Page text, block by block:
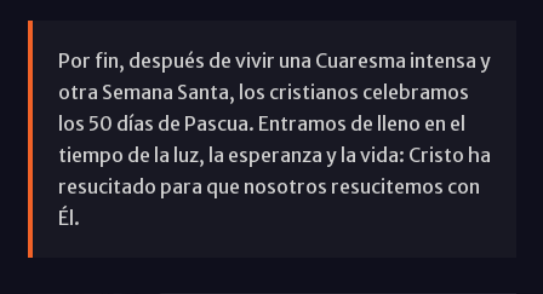
Por fin, después de vivir una Cuaresma intensa y
otra Semana Santa, los cristianos celebramos
los 50 días de Pascua. Entramos de lleno en el
tiempo de la luz, la esperanza y la vida: Cristo ha
resucitado para que nosotros resucitemos con
Él.